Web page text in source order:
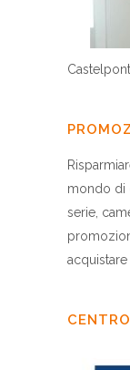
mondo di
serie,
acquistare